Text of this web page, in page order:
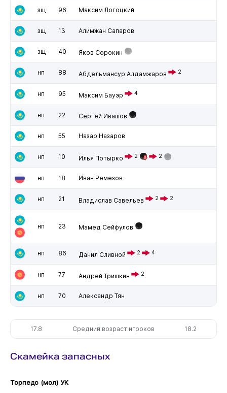
зщ 96 Максим Логоцкий
зщ 13 Алимжан Сапаров
зщ 40 Яков Сорокин
нп 88 Абдельмансур Алдамжаров 2
нп 95 Максим Бауэр 4
нп 22 Сергей Ивашов
нп 55 Назар Назаров
нп 10 Илья Потырко 2 2
нп 18 Иван Ремезов
нп 21 Владислав Савельев 2 2
нп 23 Мамед Сейфулов
нп 86 Данил Сливной 2 4
нп 77 Андрей Тришкин 2
нп 70 Александр Тян
17.8 Средний возраст игроков 18.2
Скамейка запасных
Торпедо (мол) УК